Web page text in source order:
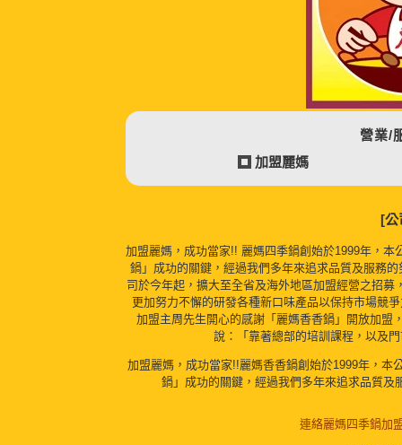
營業/
加盟麗媽
[公
加盟麗媽，成功當家!! 麗媽四季鍋創始於1999年，
鍋」成功的關鍵，經過我們多年來追求品質及服務
司於今年起，擴大至全省及海外地區加盟經營之招
更加努力不懈的研發各種新口味產品以保持市場競
加盟主周先生開心的感謝「麗媽香香鍋」開放加盟
說：「靠著總部的培訓課程，以及
加盟麗媽，成功當家!!麗媽香香鍋創始於1999年，本
鍋」成功的關鍵，經過我們多年來追求品質
連絡麗媽四季鍋加